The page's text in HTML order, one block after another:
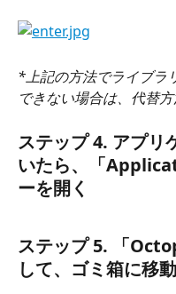
*上記の方法でライブラ
できない場合は、代替
ステップ 4. アプリ
いたら、「
ーを開く
ステップ 5. 「
して、ゴミ箱に移動